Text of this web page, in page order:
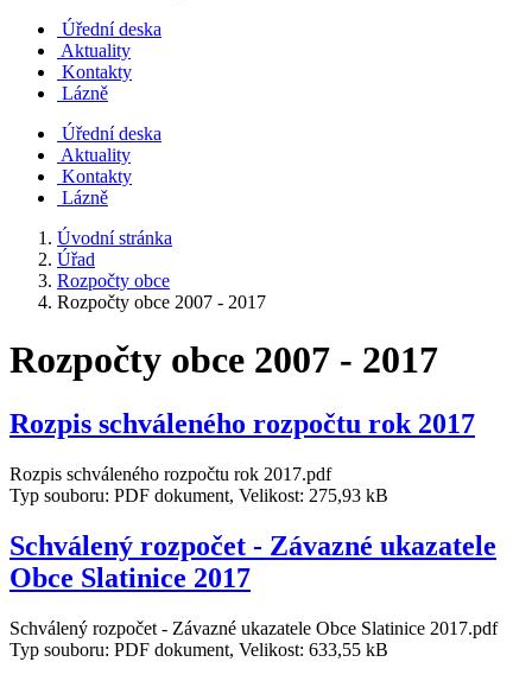
Úřední deska
Aktuality
Kontakty
Lázně
Úřední deska
Aktuality
Kontakty
Lázně
Úvodní stránka
Úřad
Rozpočty obce
Rozpočty obce 2007 - 2017
Rozpočty obce 2007 - 2017
Rozpis schváleného rozpočtu rok 2017
Rozpis schváleného rozpočtu rok 2017.pdf
Typ souboru: PDF dokument, Velikost: 275,93 kB
Schválený rozpočet - Závazné ukazatele
Obce Slatinice 2017
Schválený rozpočet - Závazné ukazatele Obce Slatinice 2017.pdf
Typ souboru: PDF dokument, Velikost: 633,55 kB